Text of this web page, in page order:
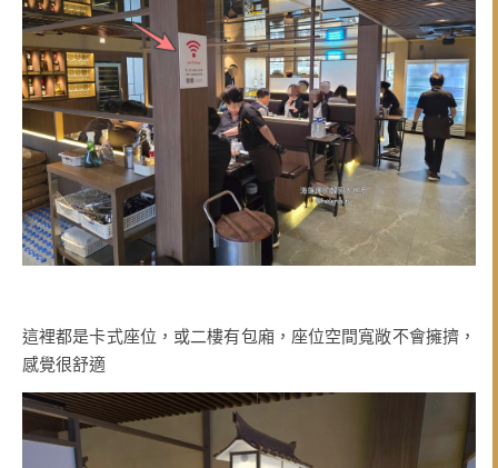
這裡都是卡式座位，或二樓有包廂，座位空間寬敞不會擁擠，
感覺很舒適